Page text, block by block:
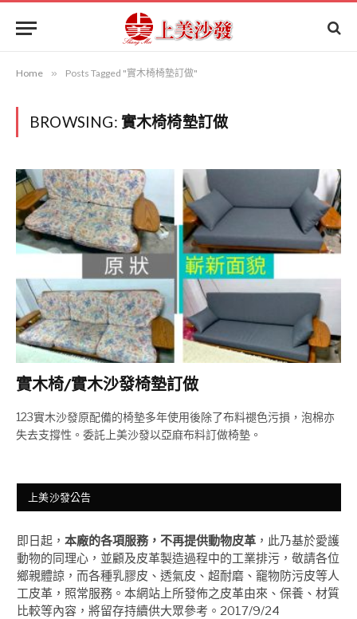
Home » Posts Tagged "實木椅椅墊訂做"
BROWSING: 實木椅椅墊訂做
實木椅/實木沙發椅墊訂做
123實木沙發原配備的椅墊多年使用後除了布料褪色污損，泡棉亦
失去支撐性。委託上美沙發以亞麻布料訂做椅墊。
上美沙發公告
即日起， 本廠的各項服務，不再提供動物皮革 ，此乃基於愛護
動物的同理心，並顧及皮革製造過程中的工業排污，敬請各位
鄉親體諒，而各種乳膠皮、透氣皮、超耐磨、竉物防污皮等人
工皮革，照常服務。本網站上所發佈之皮革由來、保養、材質
比較等內容，將留存持續供大眾參考。2017/9/24